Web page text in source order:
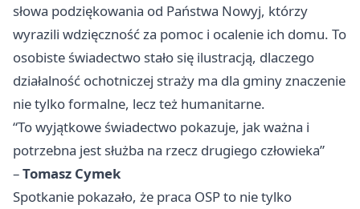
słowa podziękowania od Państwa Nowyj, którzy
wyrazili wdzięczność za pomoc i ocalenie ich domu. To
osobiste świadectwo stało się ilustracją, dlaczego
działalność ochotniczej straży ma dla gminy znaczenie
nie tylko formalne, lecz też humanitarne.
“To wyjątkowe świadectwo pokazuje, jak ważna i
potrzebna jest służba na rzecz drugiego człowieka”
–Tomasz Cymek
Spotkanie pokazało, że praca OSP to nie tylko